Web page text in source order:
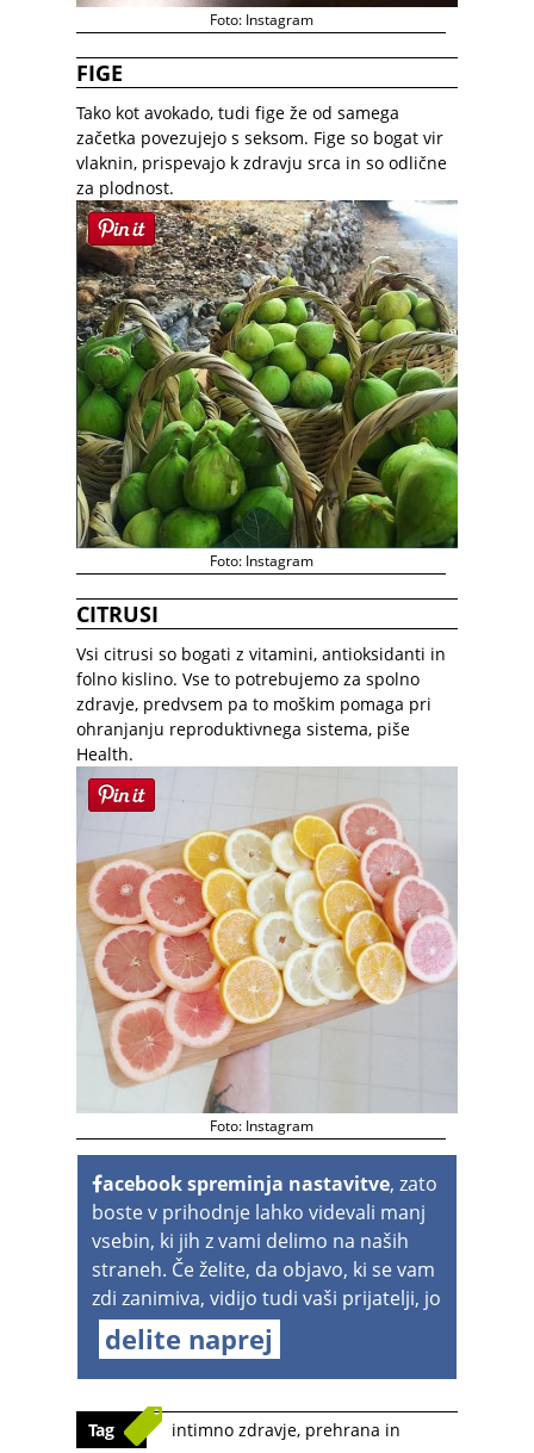
Foto: Instagram
FIGE
Tako kot avokado, tudi fige že od samega
začetka povezujejo s seksom. Fige so bogat vir
vlaknin, prispevajo k zdravju srca in so odlične
za plodnost.
Foto: Instagram
CITRUSI
Vsi citrusi so bogati z vitamini, antioksidanti in
folno kislino. Vse to potrebujemo za spolno
zdravje, predvsem pa to moškim pomaga pri
ohranjanju reproduktivnega sistema, piše
Health.
Foto: Instagram
acebook spreminja nastavitve, zato
boste v prihodnje lahko videvali manj
vsebin, ki jih z vami delimo na naših
straneh. Če želite, da objavo, ki se vam
zdi zanimiva, vidijo tudi vaši prijatelji, jo
delite naprej
Tag intimno zdravje, prehrana in